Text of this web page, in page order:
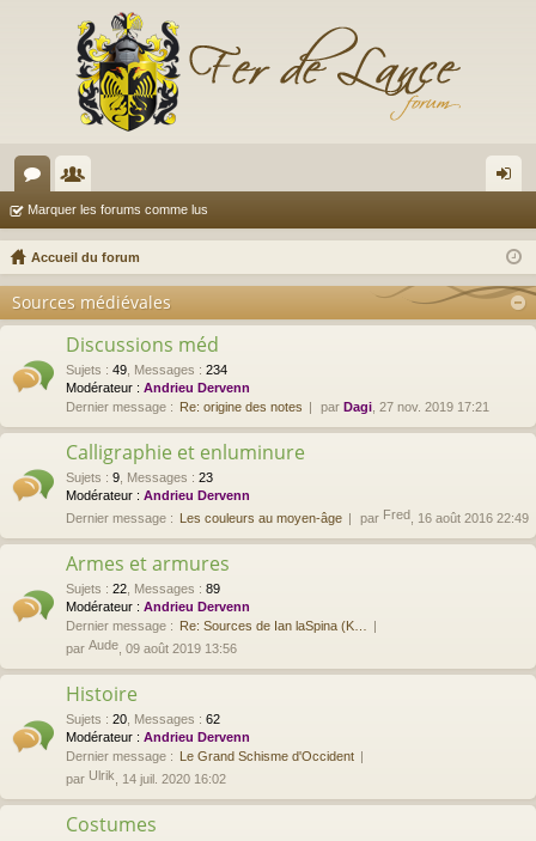
or
u
s
e
m
es
ne
on
Marquer les forums comme lus
Accueil du forum
Sources médiévales
Discussions méd
Sujets : 49 Messages : 234
Modérateur : Andrieu Dervenn
Dernier message : Re: origine des notes par Dagi , 27 nov. 2019 17:21
Calligraphie et enluminure
Sujets : 9 Messages : 23
Modérateur : Andrieu Dervenn
Dernier message : Les couleurs au moyen-âge par Fred , 16 août 2016 22:49
Armes et armures
Sujets : 22 Messages : 89
Modérateur : Andrieu Dervenn
Dernier message : Re: Sources de Ian laSpina (K…
par Aude , 09 août 2019 13:56
Histoire
Sujets : 20 Messages : 62
Modérateur : Andrieu Dervenn
Dernier message : Le Grand Schisme d'Occident
par Ulrik , 14 juil. 2020 16:02
Costumes